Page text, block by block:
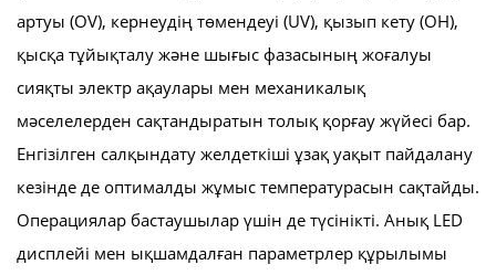
артуы (OV), кернеудің төмендеуі (UV), қызып кету (OH),
қысқа тұйықталу және шығыс фазасының жоғалуы
сияқты электр ақаулары мен механикалық
мәселелерден сақтандыратын толық қорғау жүйесі бар.
Енгізілген салқындату желдеткіші ұзақ уақыт пайдалану
кезінде де оптималды жұмыс температурасын сақтайды.
Операциялар бастаушылар үшін де түсінікті. Анық LED
дисплейі мен ықшамдалған параметрлер құрылымы